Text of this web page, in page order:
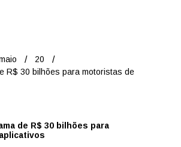
20
R$ 30 bilhões para motoristas de
de R$ 30 bilhões para